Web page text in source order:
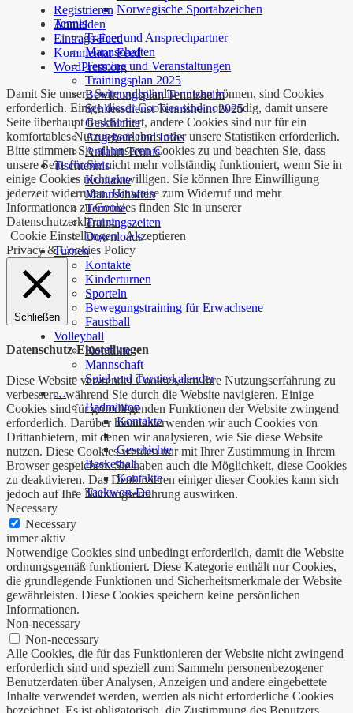
Norwegische Sportabzeichen
Tennis
Trainer und Ansprechpartner
Mannschaften
Termine und Veranstaltungen
Trainingsplan 2025
Bewirtungsplan Tennisheim
Schliessdienst Tennisheim 2025
Geschichte
Angebote und Infos
Anfahrt Tennis
Tischtennis
Kontakte
Mannschaften
Termine
Trainingszeiten
Downloads
Turnen
Kontakte
Kinderturnen
Sporteln
Bewegungstraining für Erwachsene
Faustball
Volleyball
Kontakte
Mannschaft
Spiel und Turnierkalender
…
Badminton
Kontakte
Geschichte
Basketball
Kontakte
Taekwon-Do
Registrieren
Anmelden
Eintrags-Feed
Kommentar-Feed
WordPress.org
Damit Sie unsere Seite vollständig nutzen können, sind Cookies
erforderlich. Einige dieser Cookies sind notwendig, damit unsere
Seite überhaupt funktioniert, andere Cookies sind nur für ein
komfortables Nutzungserlebnis oder unsere Statistiken erforderlich.
Bitte stimmen Sie all unseren Cookies zu und beachten Sie, dass
unsere Seite für Sie nicht mehr vollständig funktioniert, wenn Sie in
einige Cookies nicht einwilligen. Sie können Ihre Einwilligung
jederzeit widerrufen. Hinweise zum Widerruf und mehr
Informationen zu Cookies finden Sie in unserer
Datenschutzerklärung.
Cookie Einstellungen Akzeptieren
Privacy & Cookies Policy
Schließen
Datenschutz-Einstellungen
Diese Website verwendet Cookies, um Ihre Nutzungserfahrung zu
verbessern, während Sie durch die Website navigieren. Einige
Cookies sind für grundlegenden Funktionen der Website zwingend
erforderlich. Darüber hinaus verwenden wir auch Cookies von
Drittanbietern, mit denen wir analysieren, wie Sie diese Website
nutzen. Diese Cookies werden nur mit Ihrer Zustimmung in Ihrem
Browser gespeichert. Sie haben auch die Möglichkeit, diese Cookies
zu deaktivieren. Das Deaktivieren einiger dieser Cookies kann sich
jedoch auf Ihre Nutzungserfahrung auswirken.
Necessary
Necessary
immer aktiv
Notwendige Cookies sind unbedingt erforderlich, damit die Website
ordnungsgemäß funktioniert. Diese Kategorie enthält nur Cookies,
die grundlegende Funktionen und Sicherheitsmerkmale der Website
gewährleisten. Diese Cookies speichern keine persönlichen
Informationen.
Non-necessary
Non-necessary
Alle Cookies, die für das Funktionieren der Website nicht zwingend
erforderlich sind und speziell zum Sammeln personenbezogener
Benutzerdaten über Analysen, Anzeigen und andere eingebettete
Inhalte verwendet werden, werden als nicht erforderliche Cookies
bezeichnet. Es ist obligatorisch, die Zustimmung des Benutzers